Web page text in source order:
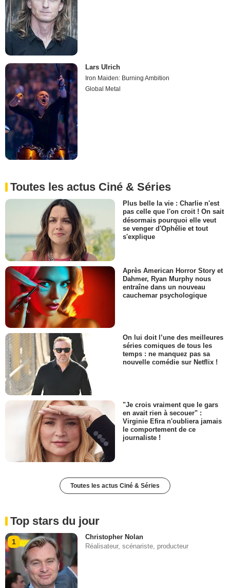
Lars Ulrich
Iron Maiden: Burning Ambition
Global Metal
Toutes les actus Ciné & Séries
Plus belle la vie : Charlie n'est
pas celle que l'on croit ! On sait
désormais pourquoi elle veut
se venger d'Ophélie et tout
s'explique
Après American Horror Story et
Dahmer, Ryan Murphy nous
entraîne dans un nouveau
cauchemar psychologique
On lui doit l’une des meilleures
séries comiques de tous les
temps : ne manquez pas sa
nouvelle comédie sur Netflix !
"Je crois vraiment que le gars
en avait rien à secouer" :
Virginie Efira n'oubliera jamais
le comportement de ce
journaliste !
Toutes les actus Ciné & Séries
Top stars du jour
1
Christopher Nolan
Réalisateur, scénariste, producteur